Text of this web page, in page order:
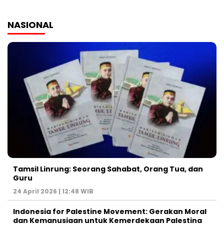
NASIONAL
Tamsil Linrung: Seorang Sahabat, Orang Tua, dan
Guru
24 April 2026 | 12:48 WIB
Indonesia for Palestine Movement: Gerakan Moral
dan Kemanusiaan untuk Kemerdekaan Palestina